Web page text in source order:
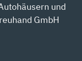
und
GmbH